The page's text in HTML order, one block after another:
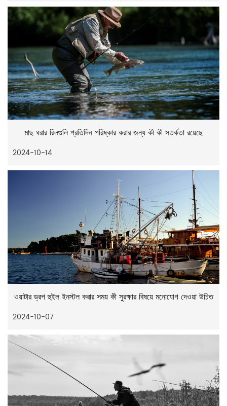
মাছ ধরার রিলগুলি প্রতিদিন পরিষ্কার করার জন্য কী কী সতর্কতা রয়েছে
2024-10-14
ওয়াটার ড্রপ হুইল ইনস্টল করার সময় কী সুরক্ষার বিষয়ে মনোযোগ দেওয়া উচিত
2024-10-07